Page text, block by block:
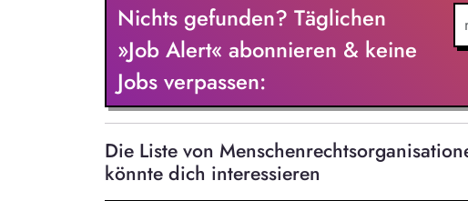
deutschen Fischerei in Nord- und Ostsee, sowie
Mitwirkung an der Erstellung und öffentliche
Hintergrundpapieren, politischen
Nichts gefunden? Täglichen
»Job Alert« abonnieren & keine
Jobs verpassen:
Die Liste von
könnte dich interessieren